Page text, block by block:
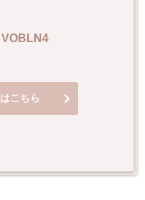
こちら